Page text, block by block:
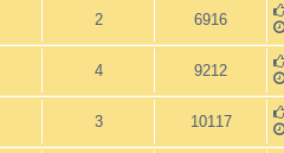
2 6916
4 9212
3 10117